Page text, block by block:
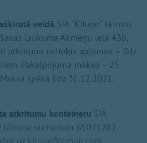
veidā SIA "Ķilupe" šķiroto
laukumā Akmeņu ielā 43b,
atkritumi nelielos apjomos – līdz
Pakalpojuma maksa – 25
spēkā līdz 31.12.2021.
atkritumu konteineru SIA
tālruņa numuriem 65071282,